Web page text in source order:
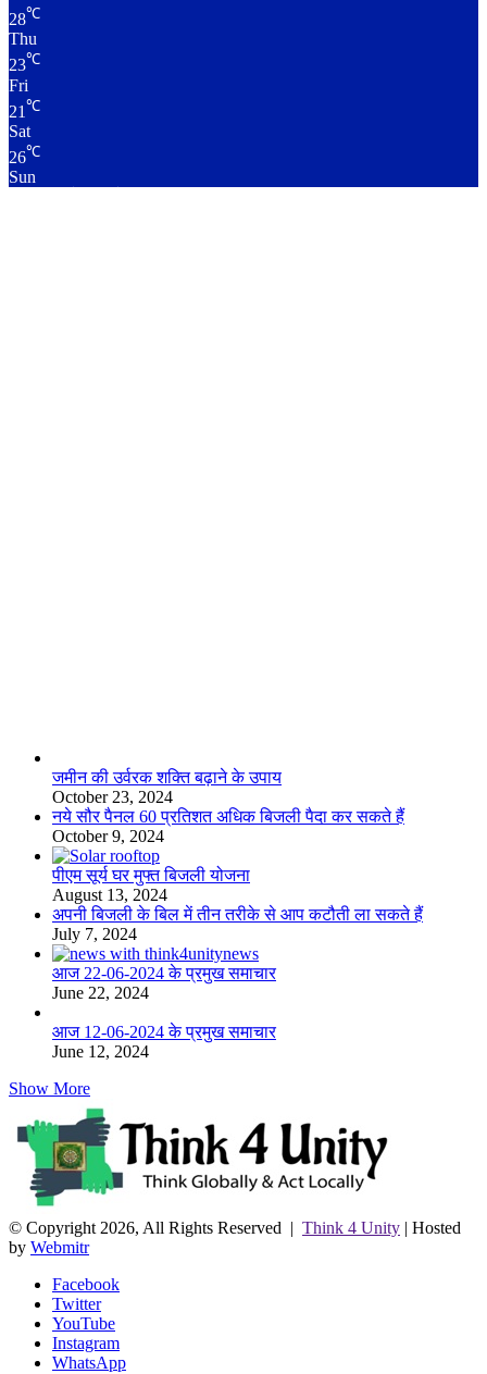
28℃
Thu
23℃
Fri
21 ℃
Sat
26℃
Sun
जमीन की उर्वरक शक्ति बढ़ाने के उपाय
October 23, 2024
नये सौर पैनल 60 प्रतिशत अधिक बिजली पैदा कर सकते हैं
October 9, 2024
पीएम सूर्य घर मुफ्त बिजली योजना
August 13, 2024
अपनी बिजली के बिल में तीन तरीके से आप कटौती ला सकते हैं
July 7, 2024
आज 22-06-2024 के प्रमुख समाचार
June 22, 2024
आज 12-06-2024 के प्रमुख समाचार
June 12, 2024
Show More
© Copyright 2026, All Rights Reserved | Think 4 Unity | Hosted
by Webmitr
Facebook
Twitter
YouTube
Instagram
WhatsApp